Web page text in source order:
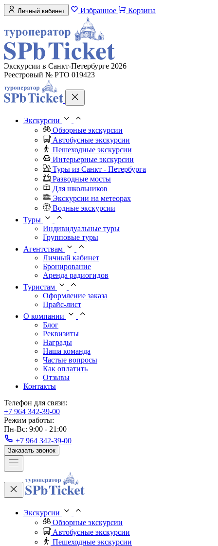
Личный кабинет Избранное Корзина
Экскурсии в Санкт-Петербурге 2026
Реестровый № РТО 019423
Экскурсии
Обзорные экскурсии
Автобусные экскурсии
Пешеходные экскурсии
Интерьерные экскурсии
Туры из Санкт - Петербурга
Разводные мосты
Для школьников
Экскурсии на метеорах
Водные экскурсии
Туры
Индивидуальные туры
Групповые туры
Агентствам
Личный кабинет
Бронирование
Аренда радиогидов
Туристам
Оформление заказа
Прайс-лист
О компании
Блог
Реквизиты
Награды
Наша команда
Частые вопросы
Как оплатить
Отзывы
Контакты
Телефон для связи:
+7 964 342-39-00
Режим работы:
Пн-Вс: 9:00 - 21:00
+7 964 342-39-00
Заказать звонок
Экскурсии
Обзорные экскурсии
Автобусные экскурсии
Пешеходные экскурсии